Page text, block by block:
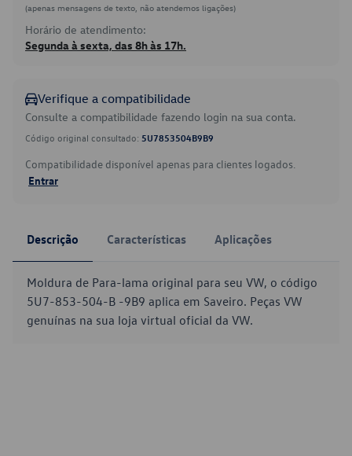
(apenas mensagens de texto, não atendemos ligações)
Horário de atendimento:
Segunda à sexta, das 8h às 17h.
Verifique a compatibilidade
Consulte a compatibilidade fazendo login na sua conta.
Código original consultado: 5U7853504B9B9
Compatibilidade disponível apenas para clientes logados.
Entrar
Descrição Características Aplicações
Moldura de Para-lama original para seu VW, o código
5U7-853-504-B -9B9 aplica em Saveiro. Peças VW
genuínas na sua loja virtual oficial da VW.